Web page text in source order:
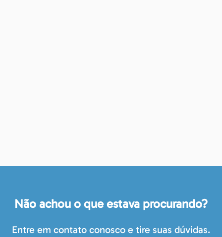
Não achou o que estava procurando?
Entre em contato conosco e tire suas dúvidas.